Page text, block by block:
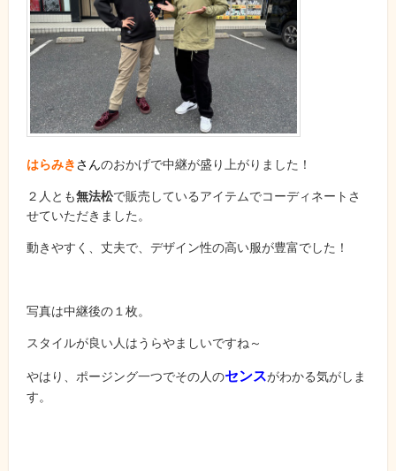
はらみきさんのおかげで中継が盛り上がりました！
２人とも無法松で販売しているアイテムでコーディネートさ
せていただきました。
動きやすく、丈夫で、デザイン性の高い服が豊富でした！
写真は中継後の１枚。
スタイルが良い人はうらやましいですね～
やはり、ポージング一つでその人のセンスがわかる気がしま
す。